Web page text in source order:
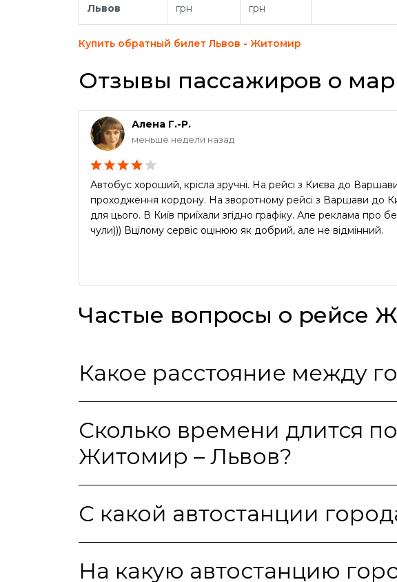
Львов
грн
грн
Купить обратный билет Львов - Житомир
Отзывы пассажиров о
Алена Г.-Р.
меньше недели назад
Автобус хороший, крісла зручні. На рейсі з Києва до
проходження кордону. На зворотному рейсі з Варшави до
для цього. В Київ приїхали згідно графіку. Але реклама про
чули))) Вцілому сервіс оцінюю як добрий, але не відмінний.
Частые вопросы о рейсе
Какое расстояние между
Сколько времени длится
Житомир – Львов?
С какой автостанции
На какую автостанцию